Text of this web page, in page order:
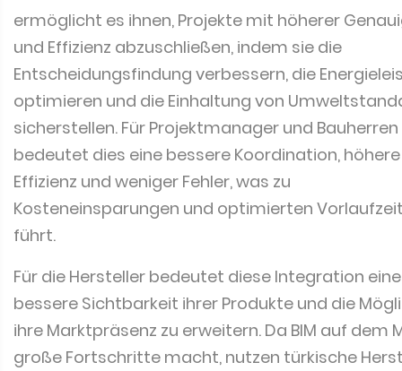
ermöglicht es ihnen, Projekte mit höherer
und Effizienz abzuschließen, indem sie die
Entscheidungsfindung verbessern, die
optimieren und die Einhaltung von
sicherstellen. Für Projektmanager und Bauherren
bedeutet dies eine bessere Koordination, höhere
Effizienz und weniger Fehler, was zu
Kosteneinsparungen und optimierten
führt.
Für die Hersteller bedeutet diese Integration eine
bessere Sichtbarkeit ihrer Produkte und die
ihre Marktpräsenz zu erweitern. Da BIM auf dem
große Fortschritte macht, nutzen türkische